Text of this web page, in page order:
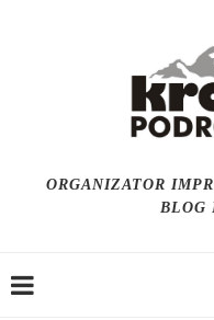
ORGANIZATOR
BLOG